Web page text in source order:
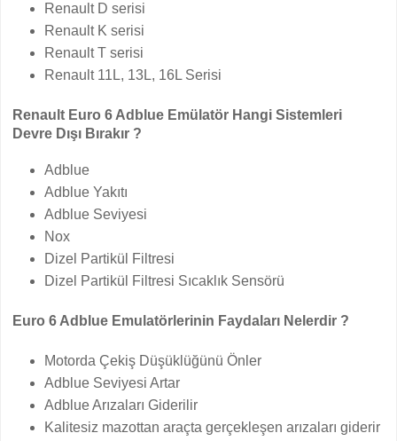
Renault D serisi
Renault K serisi
Renault T serisi
Renault 11L, 13L, 16L Serisi
Renault Euro 6 Adblue Emülatör Hangi Sistemleri
Devre Dışı Bırakır ?
Adblue
Adblue Yakıtı
Adblue Seviyesi
Nox
Dizel Partikül Filtresi
Dizel Partikül Filtresi Sıcaklık Sensörü
Euro 6 Adblue Emulatörlerinin Faydaları Nelerdir ?
Motorda Çekiş Düşüklüğünü Önler
Adblue Seviyesi Artar
Adblue Arızaları Giderilir
Kalitesiz mazottan araçta gerçekleşen arızaları giderir